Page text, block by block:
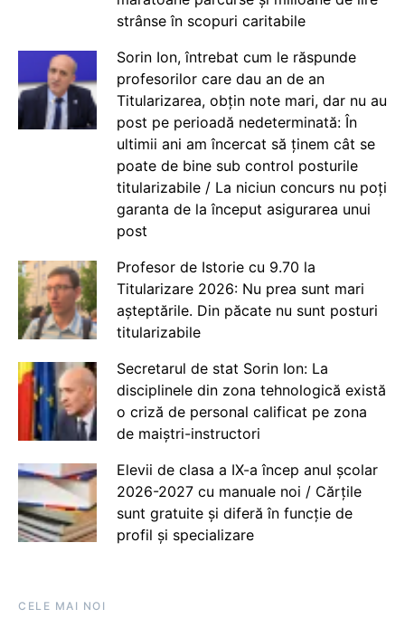
strânse în scopuri caritabile
Sorin Ion, întrebat cum le răspunde
profesorilor care dau an de an
Titularizarea, obțin note mari, dar nu au
post pe perioadă nedeterminată: În
ultimii ani am încercat să ținem cât se
poate de bine sub control posturile
titularizabile / La niciun concurs nu poți
garanta de la început asigurarea unui
post
Profesor de Istorie cu 9.70 la
Titularizare 2026: Nu prea sunt mari
așteptările. Din păcate nu sunt posturi
titularizabile
Secretarul de stat Sorin Ion: La
disciplinele din zona tehnologică există
o criză de personal calificat pe zona
de maiștri-instructori
Elevii de clasa a IX-a încep anul școlar
2026-2027 cu manuale noi / Cărțile
sunt gratuite și diferă în funcție de
profil și specializare
CELE MAI NOI